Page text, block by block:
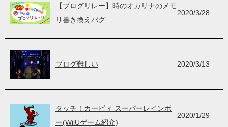
【ブログリレー】時のオカリナのメモ
リ書き換えバグ
2020/3/28
ブログ難しい 2020/3/13
タッチ！カービィ スーパーレインボ
ー(WiiUゲーム紹介)
2020/1/29